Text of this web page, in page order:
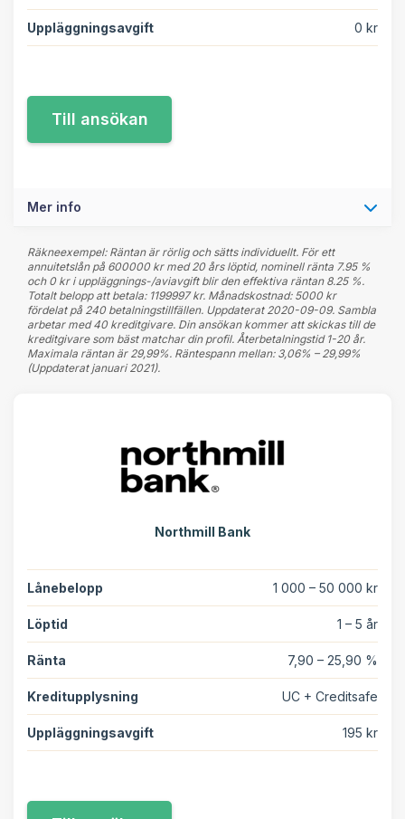
Uppläggningsavgift 0 kr
Mer info
Räkneexempel: Räntan är rörlig och sätts individuellt. För ett
annuitetslån på 600000 kr med 20 års löptid, nominell ränta 7.95 %
och 0 kr i uppläggnings-/aviavgift blir den effektiva räntan 8.25 %.
Totalt belopp att betala: 1199997 kr. Månadskostnad: 5000 kr
fördelat på 240 betalningstillfällen. Uppdaterat 2020-09-09. Sambla
arbetar med 40 kreditgivare. Din ansökan kommer att skickas till de
kreditgivare som bäst matchar din profil. Återbetalningstid 1-20 år.
Maximala räntan är 29,99%. Räntespann mellan: 3,06% – 29,99%
(Uppdaterat januari 2021).
Northmill Bank
Lånebelopp 1 000 – 50 000 kr
Löptid 1 – 5 år
Ränta 7,90 – 25,90 %
Kreditupplysning UC + Creditsafe
Uppläggningsavgift 195 kr